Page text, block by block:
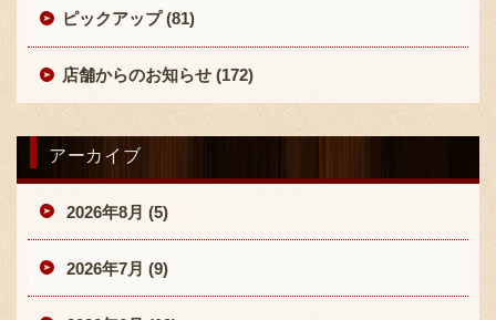
ピックアップ (81)
店舗からのお知らせ (172)
アーカイブ
2026年8月 (5)
2026年7月 (9)